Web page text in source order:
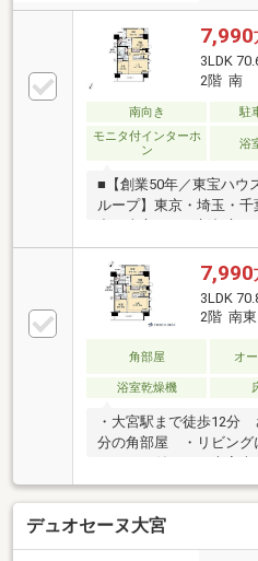
7,990
3LDK
2階 南
南向き 駐
モニタ付インターホ
ン
浴
■【創業50年／東宝ハウ
ループ】東京・埼玉・千
の大切な資産をご売却
します■【Ｔ’ｓローン
住信SBIネット銀行の東
す。・万一の病気やケ
は・・の対策方法・上
含む)・全疾病保障が付
供します□365日24時間
間無料）□CLUB OFFプ
ビス)□東宝ハウスCLUB
7,990
3LDK
2階 南東
角部屋 オ
浴室乾燥機
・大宮駅まで徒歩12分
分の角部屋 ・リビング
デュオセーヌ大宮